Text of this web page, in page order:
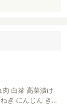
肉 白菜 高菜漬け
ぎ にんじん きく